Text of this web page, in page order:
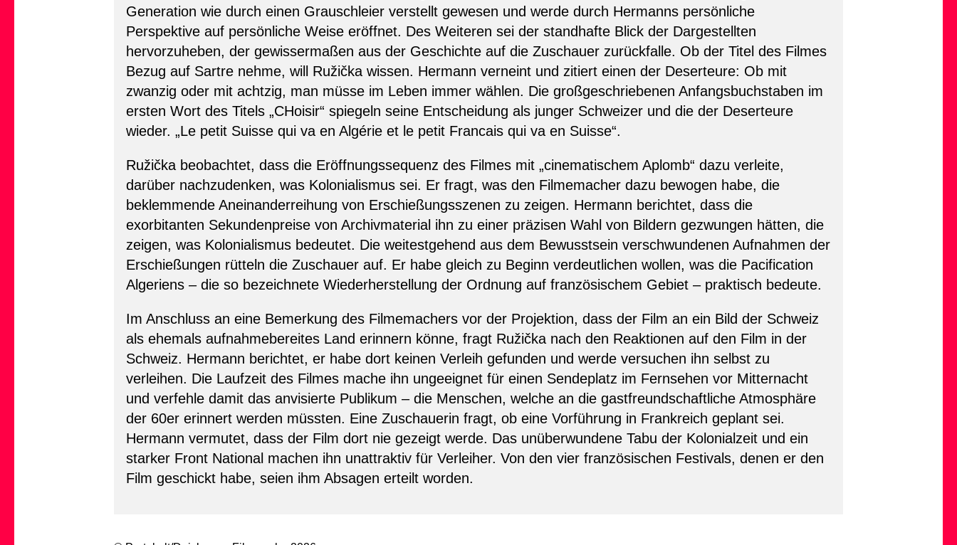
Generation wie durch einen Grauschleier verstellt gewesen und werde durch Hermanns persönliche
Perspektive auf persönliche Weise eröffnet. Des Weiteren sei der standhafte Blick der Dargestellten
hervorzuheben, der gewissermaßen aus der Geschichte auf die Zuschauer zurückfalle. Ob der Titel des Filmes
Bezug auf Sartre nehme, will Ružička wissen. Hermann verneint und zitiert einen der Deserteure: Ob mit
zwanzig oder mit achtzig, man müsse im Leben immer wählen. Die großgeschriebenen Anfangsbuchstaben im
ersten Wort des Titels „CHoisir“ spiegeln seine Entscheidung als junger Schweizer und die der Deserteure
wieder. „Le petit Suisse qui va en Algérie et le petit Francais qui va en Suisse“.
Ružička beobachtet, dass die Eröffnungssequenz des Filmes mit „cinematischem Aplomb“ dazu verleite,
darüber nachzudenken, was Kolonialismus sei. Er fragt, was den Filmemacher dazu bewogen habe, die
beklemmende Aneinanderreihung von Erschießungsszenen zu zeigen. Hermann berichtet, dass die
exorbitanten Sekundenpreise von Archivmaterial ihn zu einer präzisen Wahl von Bildern gezwungen hätten, die
zeigen, was Kolonialismus bedeutet. Die weitestgehend aus dem Bewusstsein verschwundenen Aufnahmen der
Erschießungen rütteln die Zuschauer auf. Er habe gleich zu Beginn verdeutlichen wollen, was die Pacification
Algeriens – die so bezeichnete Wiederherstellung der Ordnung auf französischem Gebiet – praktisch bedeute.
Im Anschluss an eine Bemerkung des Filmemachers vor der Projektion, dass der Film an ein Bild der Schweiz
als ehemals aufnahmebereites Land erinnern könne, fragt Ružička nach den Reaktionen auf den Film in der
Schweiz. Hermann berichtet, er habe dort keinen Verleih gefunden und werde versuchen ihn selbst zu
verleihen. Die Laufzeit des Filmes mache ihn ungeeignet für einen Sendeplatz im Fernsehen vor Mitternacht
und verfehle damit das anvisierte Publikum – die Menschen, welche an die gastfreundschaftliche Atmosphäre
der 60er erinnert werden müssten. Eine Zuschauerin fragt, ob eine Vorführung in Frankreich geplant sei.
Hermann vermutet, dass der Film dort nie gezeigt werde. Das unüberwundene Tabu der Kolonialzeit und ein
starker Front National machen ihn unattraktiv für Verleiher. Von den vier französischen Festivals, denen er den
Film geschickt habe, seien ihm Absagen erteilt worden.